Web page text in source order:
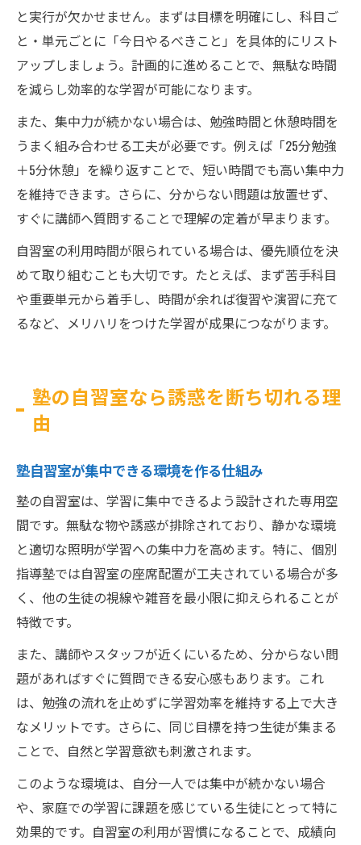
と実行が欠かせません。まずは目標を明確にし、科目ご
と・単元ごとに「今日やるべきこと」を具体的にリスト
アップしましょう。計画的に進めることで、無駄な時間
を減らし効率的な学習が可能になります。
また、集中力が続かない場合は、勉強時間と休憩時間を
うまく組み合わせる工夫が必要です。例えば「25分勉強
＋5分休憩」を繰り返すことで、短い時間でも高い集中力
を維持できます。さらに、分からない問題は放置せず、
すぐに講師へ質問することで理解の定着が早まります。
自習室の利用時間が限られている場合は、優先順位を決
めて取り組むことも大切です。たとえば、まず苦手科目
や重要単元から着手し、時間が余れば復習や演習に充て
るなど、メリハリをつけた学習が成果につながります。
塾の自習室なら誘惑を断ち切れる理
由
塾自習室が集中できる環境を作る仕組み
塾の自習室は、学習に集中できるよう設計された専用空
間です。無駄な物や誘惑が排除されており、静かな環境
と適切な照明が学習への集中力を高めます。特に、個別
指導塾では自習室の座席配置が工夫されている場合が多
く、他の生徒の視線や雑音を最小限に抑えられることが
特徴です。
また、講師やスタッフが近くにいるため、分からない問
題があればすぐに質問できる安心感もあります。これ
は、勉強の流れを止めずに学習効率を維持する上で大き
なメリットです。さらに、同じ目標を持つ生徒が集まる
ことで、自然と学習意欲も刺激されます。
このような環境は、自分一人では集中が続かない場合
や、家庭での学習に課題を感じている生徒にとって特に
効果的です。自習室の利用が習慣になることで、成績向